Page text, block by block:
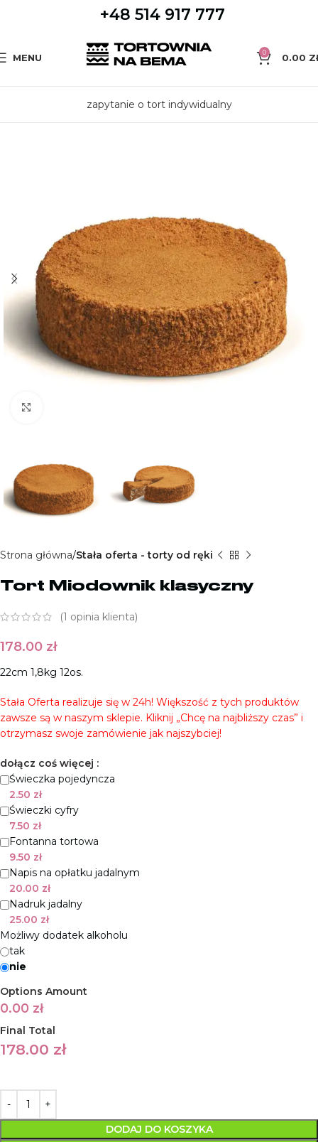
+48 514 917 777
MENU 0 0.00
zapytanie o tort indywidualny
Strona główna Stała oferta - torty od ręki
Tort Miodownik klasyczny
(1 opinia klienta)
178.00 zł
22cm 1,8kg 12os.
Stała Oferta realizuje się w 24h! Większość z tych produktów
zawsze są w naszym sklepie. Kliknij „Chcę na najbliższy czas” i
otrzymasz swoje zamówienie jak najszybciej!
dołącz coś więcej :
Świeczka pojedyncza
2.50 zł
Świeczki cyfry
7.50 zł
Fontanna tortowa
9.50 zł
Napis na opłatku jadalnym
20.00 zł
Nadruk jadalny
25.00 zł
Możliwy dodatek alkoholu
tak
nie
Options Amount
0.00 zł
Final Total
178.00 zł
DODAJ DO KOSZYKA